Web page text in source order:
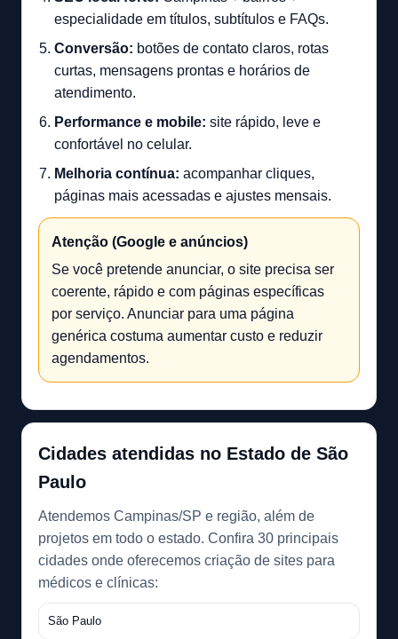
especialidade em títulos, subtítulos e FAQs.
Conversão: botões de contato claros, rotas
curtas, mensagens prontas e horários de
atendimento.
Performance e mobile: site rápido, leve e
confortável no celular.
Melhoria contínua: acompanhar cliques,
páginas mais acessadas e ajustes mensais.
Atenção (Google e anúncios)
Se você pretende anunciar, o site precisa ser
coerente, rápido e com páginas específicas
por serviço. Anunciar para uma página
genérica costuma aumentar custo e reduzir
agendamentos.
Cidades atendidas no Estado de São
Paulo
Atendemos Campinas/SP e região, além de
projetos em todo o estado. Confira 30 principais
cidades onde oferecemos criação de sites para
médicos e clínicas:
São Paulo